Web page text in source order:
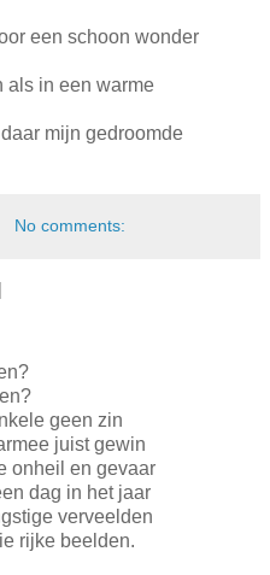
een schoon wonder
als in een warme
mijn gedroomde
No comments:
geen zin
juist gewin
onheil en gevaar
dag in het jaar
verveelden
rijke beelden.